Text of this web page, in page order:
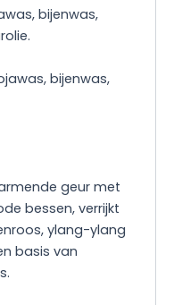
bijenwas,
bijenwas,
geur met
bessen, verrijkt
ylang-ylang
basis van